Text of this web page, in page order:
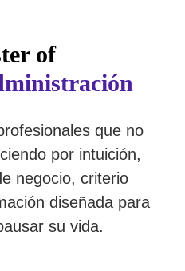
of
que no
por intuición,
negocio, criterio
diseñada para
su vida.